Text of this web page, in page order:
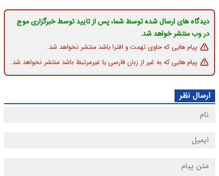
دیدگاه های ارسال شده توسط شما، پس از تایید توسط خبرگزاری موج
در وب منتشر خواهد شد.
پیام هایی که حاوی تهمت و افترا باشد منتشر نخواهد شد.
پیام هایی که به غیر از زبان فارسی یا غیرمرتبط باشد منتشر نخواهد شد.
ارسال نظر